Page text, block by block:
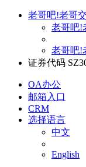
老哥吧!老哥
老哥吧!
老哥吧!
证券代码
OA办公
邮箱入口
CRM
选择语言
中文
English